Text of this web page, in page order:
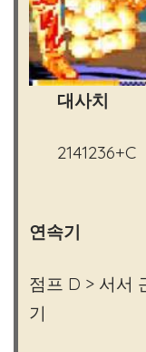
대사치
2141236+C
연속기
점프 D > 서서
기